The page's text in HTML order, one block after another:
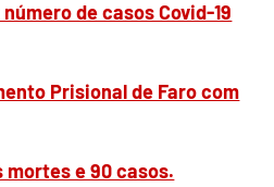
de casos Covid-19
Prisional de Faro com
e 90 casos.